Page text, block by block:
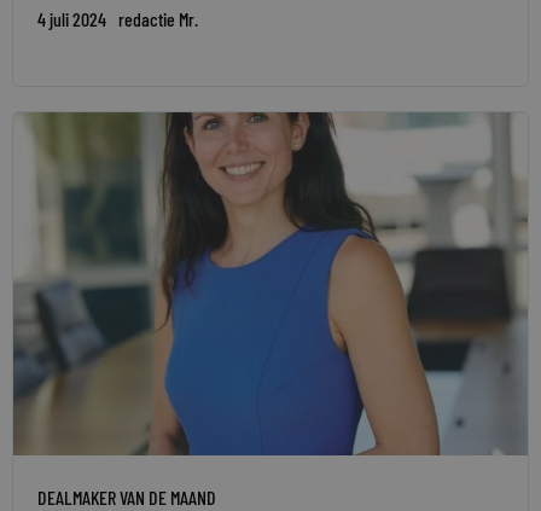
4 juli 2024 redactie Mr.
DEALMAKER VAN DE MAAND